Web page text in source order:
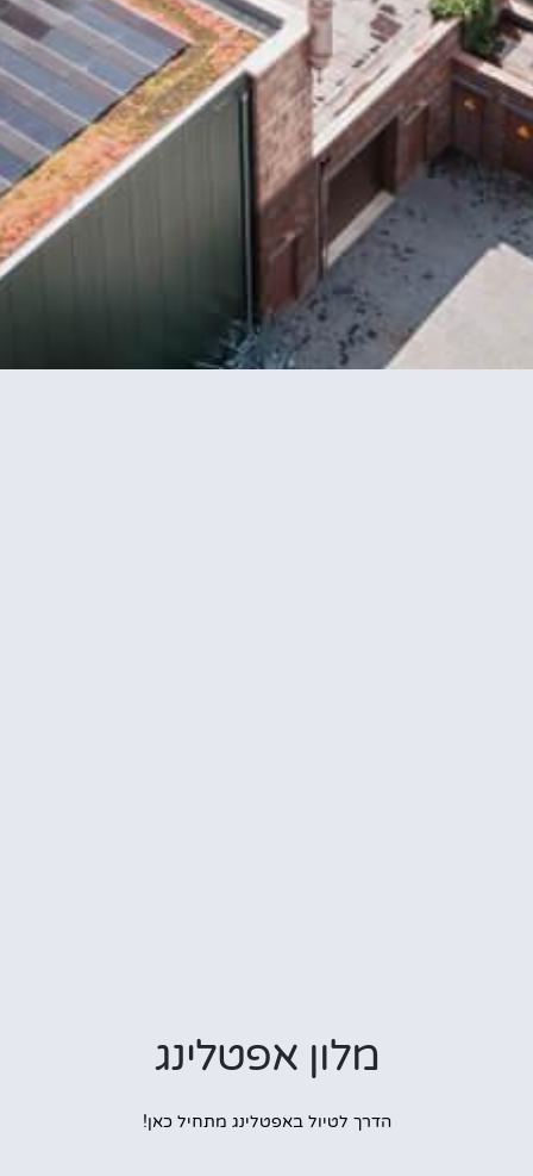
מלון אפטלינג
הדרך לטיול באפטלינג מתחיל כאן!